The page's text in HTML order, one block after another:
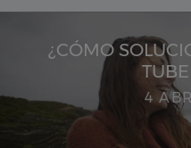
¿CÓMO
4